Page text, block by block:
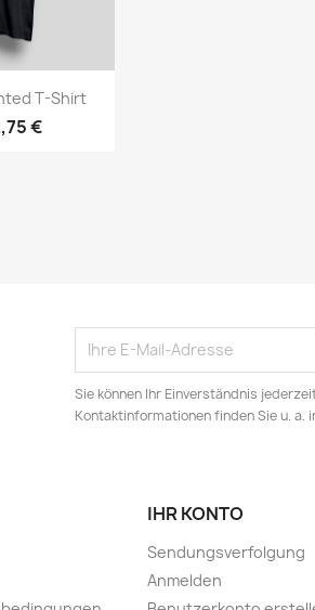
T-Shirt
€
Sie können Ihr Einverständnis
Kontaktinformationen finden Sie u. a.
IHR KONTO
Sendungsverfolgung
Anmelden